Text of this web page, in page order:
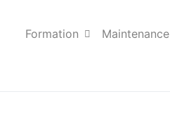
Formation Maintenance